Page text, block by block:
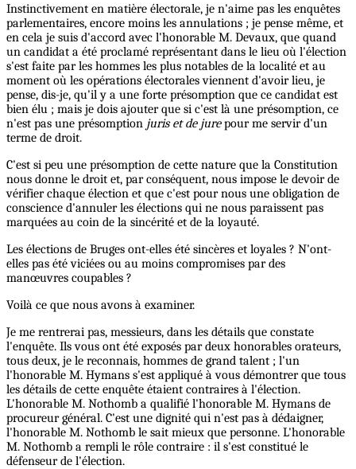
Instinctivement en matière électorale, je n'aime pas les enquêtes
parlementaires, encore moins les annulations ; je pense même, et
en cela je suis d'accord avec l'honorable M. Devaux, que quand
un candidat a été proclamé représentant dans le lieu où l'élection
s'est faite par les hommes les plus notables de la localité et au
moment où les opérations électorales viennent d'avoir lieu, je
pense, dis-je, qu'il y a une forte présomption que ce candidat est
bien élu ; mais je dois ajouter que si c'est là une présomption, ce
n'est pas une présomption juris et de jurepour me servir d'un
terme de droit.
C'est si peu une présomption de cette nature que la Constitution
nous donne le droit et, par conséquent, nous impose le devoir de
vérifier chaque élection et que c'est pour nous une obligation de
conscience d'annuler les élections qui ne nous paraissent pas
marquées au coin de la sincérité et de la loyauté.
Les élections de Bruges ont-elles été sincères et loyales ? N'ont-
elles pas été viciées ou au moins compromises par des
manœuvres coupables ?
Voilà ce que nous avons à examiner.
Je me rentrerai pas, messieurs, dans les détails que constate
l'enquête. Ils vous ont été exposés par deux honorables orateurs,
tous deux, je le reconnais, hommes de grand talent ; l'un
l'honorable M. Hymans s'est appliqué à vous démontrer que tous
les détails de cette enquête étaient contraires à l'élection.
L'honorable M. Nothomb a qualifié l'honorable M. Hymans de
procureur général. C'est une dignité qui n'est pas à dédaigner,
l'honorable M. Nothomb le sait mieux que personne. L'honorable
M. Nothomb a rempli le rôle contraire : il s'est constitué le
défenseur de l'élection.